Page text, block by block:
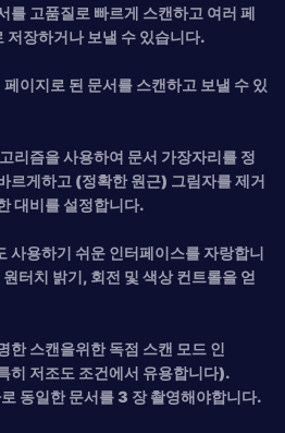
고품질로 빠르게 스캔하고 여러 페
저장하거나 보낼 수 있습니다.
이지로 된 문서를 스캔하고 보낼 수 있
리즘을 사용하여 문서 가장자리를 정
르게하고 (정확한 원근) 그림자를 제거
대비를 설정합니다.
용하기 쉬운 인터페이스를 자랑합니
터치 밝기, 회전 및 색상 컨트롤을 얻
스캔을위한 독점 스캔 모드 인
히 저조도 조건에서 유용합니다).
동일한 문서를 3 장 촬영해야합니다.